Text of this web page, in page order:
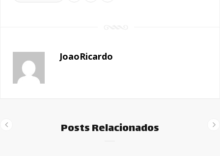
JoaoRicardo
Posts Relacionados